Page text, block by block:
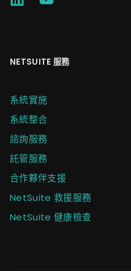
NETSUITE 服務
系統實施
系統整合
諮詢服務
託管服務
合作夥伴支援
NetSuite 救援服務
NetSuite 健康檢查